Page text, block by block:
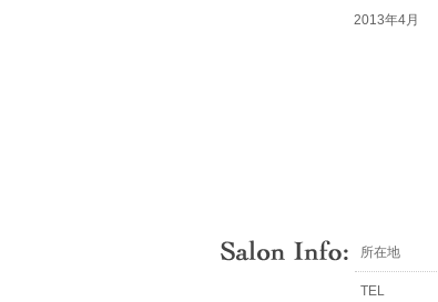
2013年4月
所在地
TEL